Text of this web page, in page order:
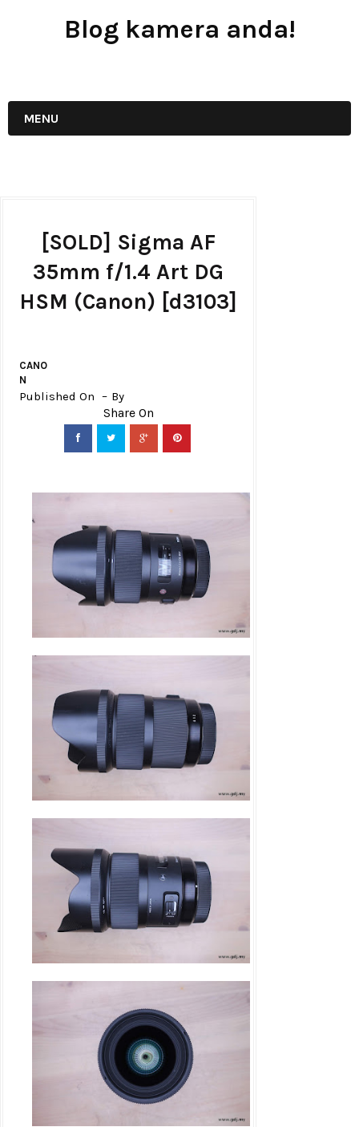
Blog kamera anda!
MENU
[SOLD] Sigma AF
35mm f/1.4 Art DG
HSM (Canon) [d3103]
CANO
N
Published On By